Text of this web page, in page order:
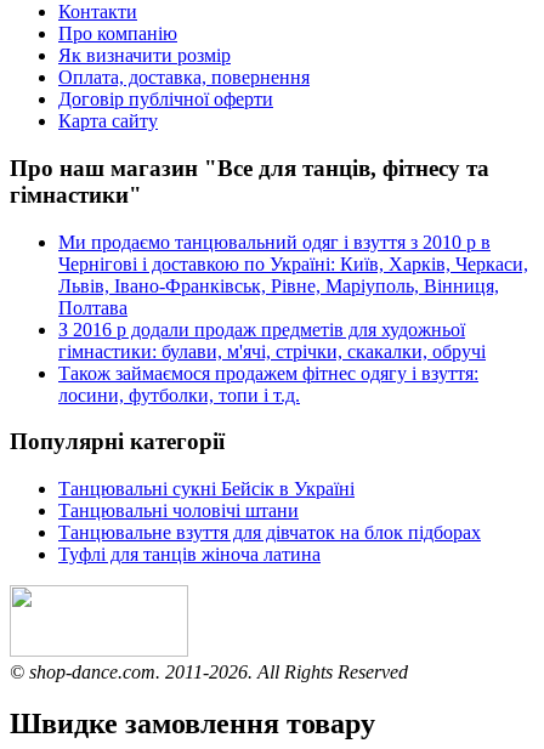
Контакти
Про компанію
Як визначити розмір
Оплата, доставка, повернення
Договір публічної оферти
Карта сайту
Про наш магазин "Все для танців, фітнесу та
гімнастики"
Ми продаємо танцювальний одяг і взуття з 2010 р в
Чернігові і доставкою по Україні: Київ, Харків, Черкаси,
Львів, Івано-Франківськ, Рівне, Маріуполь, Вінниця,
Полтава
З 2016 р додали продаж предметів для художньої
гімнастики: булави, м'ячі, стрічки, скакалки, обручі
Також займаємося продажем фітнес одягу і взуття:
лосини, футболки, топи і т.д.
Популярні категорії
Танцювальні сукні Бейсік в Україні
Танцювальні чоловічі штани
Танцювальне взуття для дівчаток на блок підборах
Туфлі для танців жіноча латина
© shop-dance.com. 2011-2026. All Rights Reserved
Швидке замовлення товару